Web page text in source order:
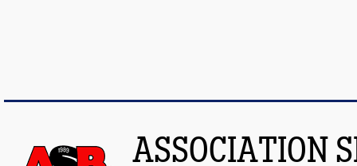
ASSOCIATION